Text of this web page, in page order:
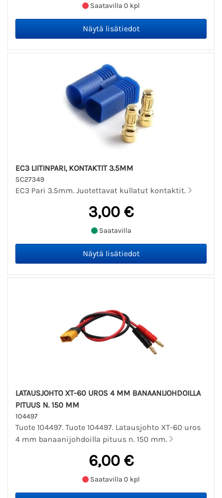
Saatavilla 0 kpl
EC3 LIITINPARI, KONTAKTIT 3.5MM
SC27349
EC3 Pari 3.5mm. Juotettavat kullatut kontaktit.
3,00 €
Saatavilla
LATAUSJOHTO XT-60 UROS 4 MM BANAANIJOHDOILLA
PITUUS N. 150 MM
104497
Tuote 104497. Tuote 104497. Latausjohto XT-60 uros
4 mm banaanijohdoilla pituus n. 150 mm.
6,00 €
Saatavilla 0 kpl